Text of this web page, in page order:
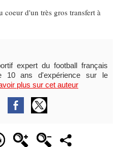
d'un très gros transfert à
expert du football français
10 ans d'expérience sur le
plus sur cet auteur